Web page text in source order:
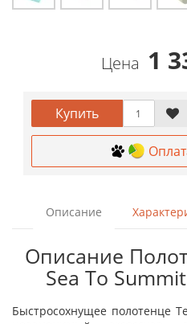
Цена 1
Купить
Описание
Описание
Sea To
Быстросохнущее полотенце